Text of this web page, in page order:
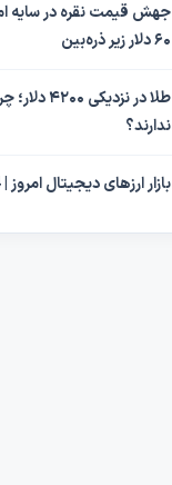
جهش قیمت نقره در سایه
۶۰ دلار زیر ذره‌بین
طلا در
ندارند؟
بازار ارزهای دیجیتال امروز | 14 مرداد 1405